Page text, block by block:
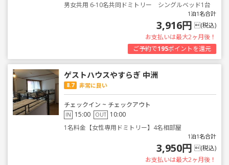
男女共用 6-10名共同ドミトリー シングルベッド1台
1泊1名合計
3,916円 (税込)
お支払いは最大2ヶ月後！
ご予約で195ポイントを還元
ゲストハウスやすらぎ 中洲
8.7 非常に良い
チェックイン ~ チェックアウト
IN 15:00 OUT 10:00
1名料金【女性専用ドミトリー】4名相部屋
1泊1名合計
3,950円 (税込)
お支払いは最大2ヶ月後！